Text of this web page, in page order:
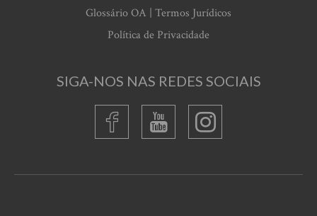
Glossário OA | Termos Jurídicos
Política de Privacidade
SIGA-NOS NAS REDES SOCIAIS